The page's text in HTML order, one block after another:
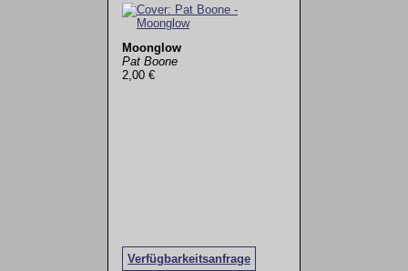
Moonglow
Pat Boone
2,00 €
Verfügbarkeitsanfrage